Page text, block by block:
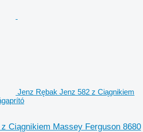
Jenz Rębak Jenz 582 z Ciągnikiem
Ciągnikiem Massey Ferguson 8680